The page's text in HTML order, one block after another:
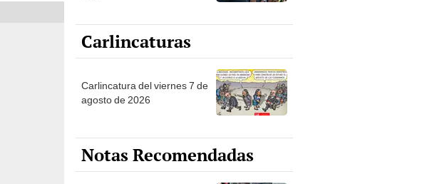
Carlincaturas
Carlincatura del viernes 7 de
agosto de 2026
Notas Recomendadas